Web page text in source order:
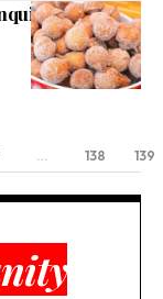
o paladar
… 138 139